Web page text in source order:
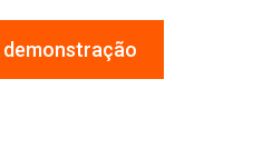
demonstração